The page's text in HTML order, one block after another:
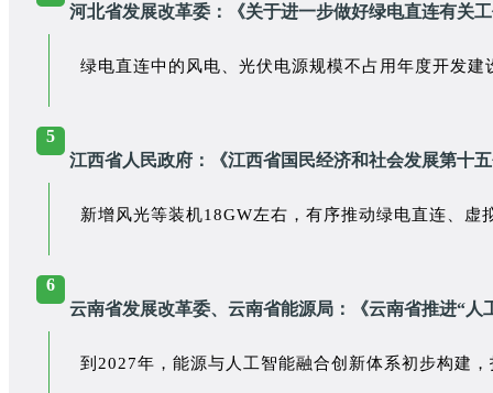
河北省发展改革委：《关于进一步做好绿电直连有关
绿电直连中的风电、光伏电源规模不占用年度开发建
5
江西省人民政府：《江西省国民经济和社会发展第十
新增风光等装机18GW左右，有序推动绿电直连、
6
云南省发展改革委、云南省能源局：《云南省推进“人
到2027年，能源与人工智能融合创新体系初步构建